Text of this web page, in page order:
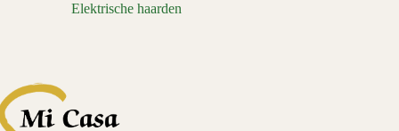
Elektrische haarden